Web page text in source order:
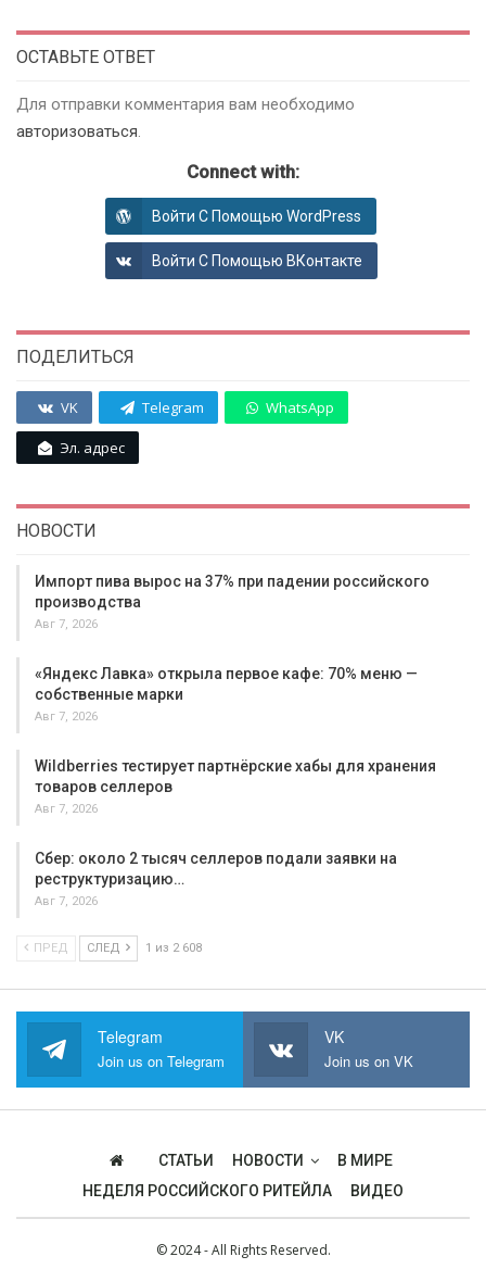
ОСТАВЬТЕ ОТВЕТ
Для отправки комментария вам необходимо
авторизоваться.
Connect with:
Войти С Помощью WordPress
Войти С Помощью ВКонтакте
ПОДЕЛИТЬСЯ
VK Telegram WhatsApp
Эл. адрес
НОВОСТИ
Импорт пива вырос на 37% при падении российского
производства
Авг 7, 2026
«Яндекс Лавка» открыла первое кафе: 70% меню —
собственные марки
Авг 7, 2026
Wildberries тестирует партнёрские хабы для хранения
товаров селлеров
Авг 7, 2026
Сбер: около 2 тысяч селлеров подали заявки на
реструктуризацию…
Авг 7, 2026
ПРЕД СЛЕД 1 из 2 608
Telegram
Join us on Telegram
VK
Join us on VK
СТАТЬИ НОВОСТИ
В МИРЕ
НЕДЕЛЯ РОССИЙСКОГО РИТЕЙЛА
ВИДЕО
© 2024 - All Rights Reserved.